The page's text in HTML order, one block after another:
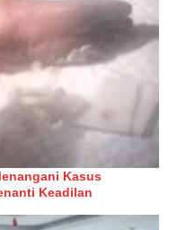
Kasus
Keadilan